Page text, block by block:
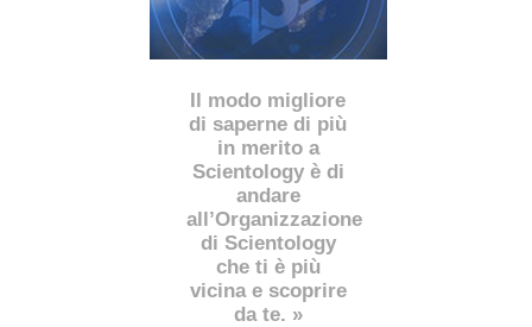
Il modo migliore
di saperne di più
in merito a
Scientology è di
andare
all’Organizzazione
di Scientology
che ti è più
vicina e scoprire
da te. »